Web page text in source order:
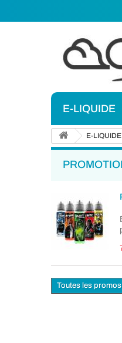
E-LIQUIDE
E-LIQUIDE
Toutes les promos